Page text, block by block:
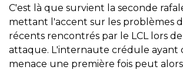
C'est là que survient la seconde
mettant l'accent sur les problèmes
récents rencontrés par le LCL lors
attaque. L'internaute crédule ayant
menace une première fois peut